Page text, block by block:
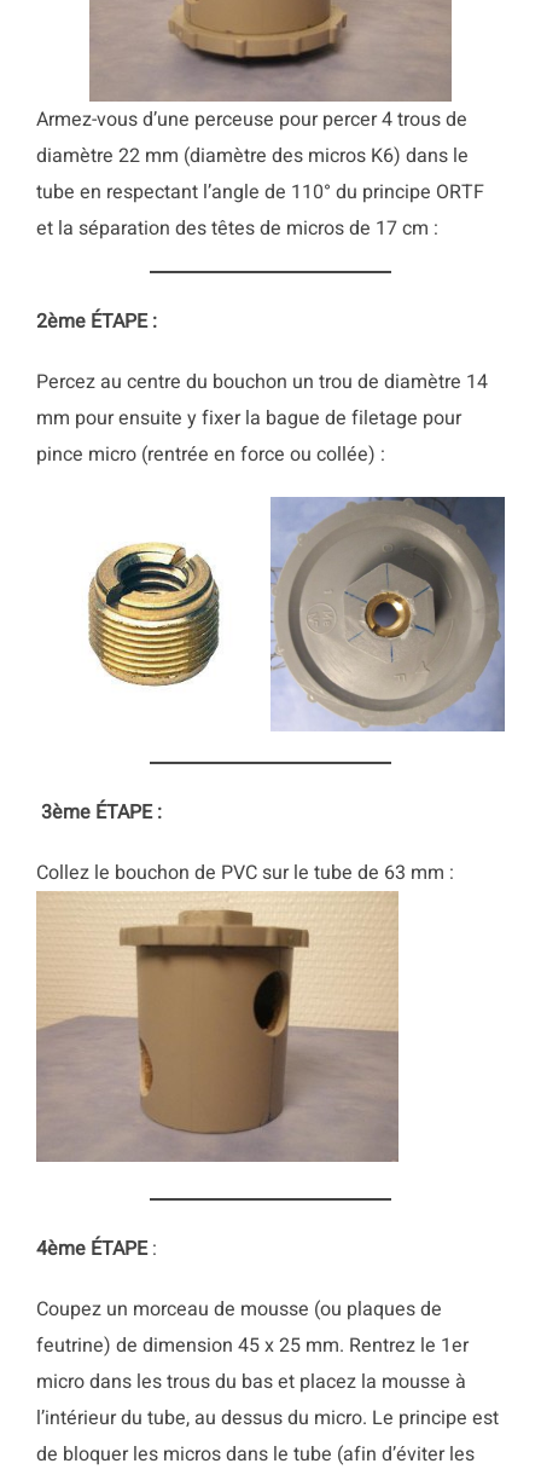
Armez-vous d’une perceuse pour percer 4 trous de
diamètre 22 mm (diamètre des micros K6) dans le
tube en respectant l’angle de 110° du principe ORTF
et la séparation des têtes de micros de 17 cm :
2ème ÉTAPE :
Percez au centre du bouchon un trou de diamètre 14
mm pour ensuite y fixer la bague de filetage pour
pince micro (rentrée en force ou collée) :
3ème ÉTAPE :
Collez le bouchon de PVC sur le tube de 63 mm :
4ème ÉTAPE:
Coupez un morceau de mousse (ou plaques de
feutrine) de dimension 45 x 25 mm. Rentrez le 1er
micro dans les trous du bas et placez la mousse à
l’intérieur du tube, au dessus du micro. Le principe est
de bloquer les micros dans le tube (afin d’éviter les